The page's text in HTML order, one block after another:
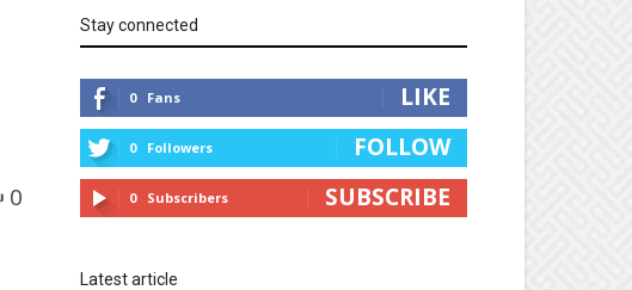
0
Stay connected
0 Fans LIKE
0 Followers FOLLOW
0 Subscribers SUBSCRIBE
Latest article